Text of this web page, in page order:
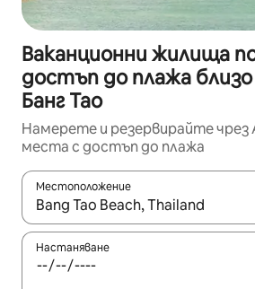
Ваканционни жилища
достъп до плажа
Банг Тао
Намерете и резервирайте чрез
места с достъп до плажа
Местоположение
Когато резултатите се покажат,
Настаняване